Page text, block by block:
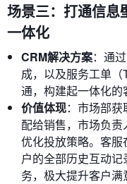
场景三：打通信息
一体化
CRM解决方案：通
成，以及服务工单
通，构建起一体化的
价值体现：市场部
配给销售，市场负
优化投放策略。客
户的全部历史互动
务，极大提升客户满